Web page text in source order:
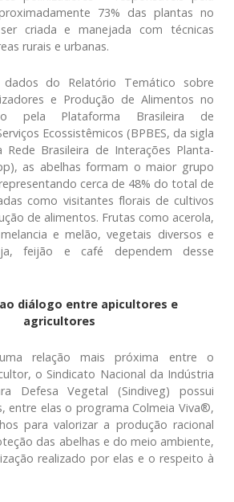
73% das plantas no
criada e manejada com técnicas
rurais e urbanas.
do Relatório Temático sobre
e Produção de Alimentos no
pela Plataforma Brasileira de
Ecossistêmicos (BPBES, da sigla
Brasileira de Interações Planta-
as abelhas formam o maior grupo
cerca de 48% do total de
como visitantes florais de cultivos
de alimentos. Frutas como acerola,
e melão, vegetais diversos e
feijão e café dependem desse
diálogo entre apicultores e
agricultores
relação mais próxima entre o
o Sindicato Nacional da Indústria
Defesa Vegetal (Sindiveg) possui
entre elas o programa Colmeia Viva®,
para valorizar a produção racional
das abelhas e do meio ambiente,
realizado por elas e o respeito à